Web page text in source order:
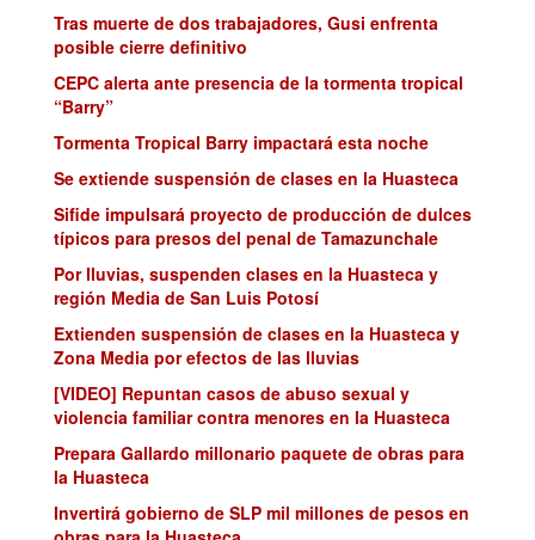
Tras muerte de dos trabajadores, Gusi enfrenta
posible cierre definitivo
CEPC alerta ante presencia de la tormenta tropical
“Barry”
Tormenta Tropical Barry impactará esta noche
Se extiende suspensión de clases en la Huasteca
Sifide impulsará proyecto de producción de dulces
típicos para presos del penal de Tamazunchale
Por lluvias, suspenden clases en la Huasteca y
región Media de San Luis Potosí
Extienden suspensión de clases en la Huasteca y
Zona Media por efectos de las lluvias
[VIDEO] Repuntan casos de abuso sexual y
violencia familiar contra menores en la Huasteca
Prepara Gallardo millonario paquete de obras para
la Huasteca
Invertirá gobierno de SLP mil millones de pesos en